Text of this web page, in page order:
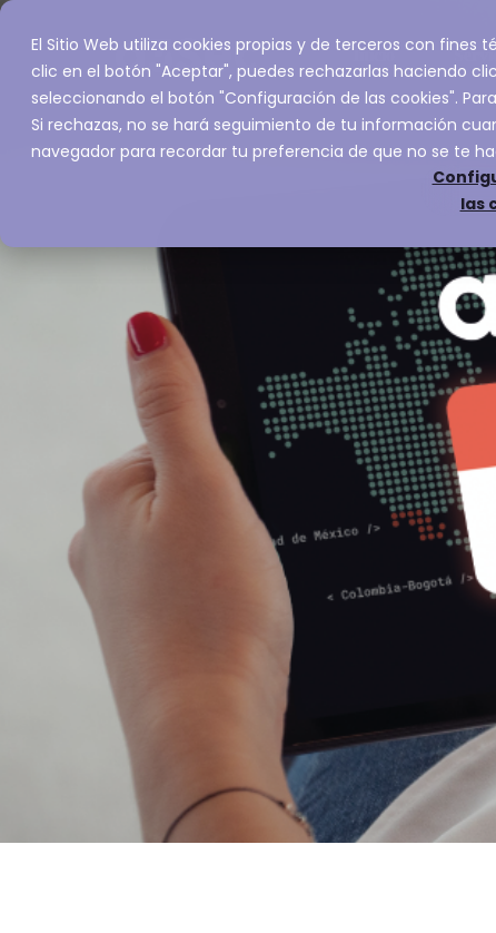
El Sitio Web utiliza cookies propias y de terceros con
clic en el botón "Aceptar", puedes rechazarlas haciendo
seleccionando el botón "Configuración de las cookies".
Si rechazas, no se hará seguimiento de tu información
navegador para recordar tu preferencia de que no se te
las
Inicio